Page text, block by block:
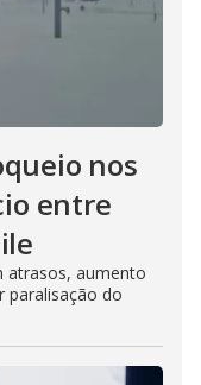
nos
entre
atrasos, aumento
paralisação do